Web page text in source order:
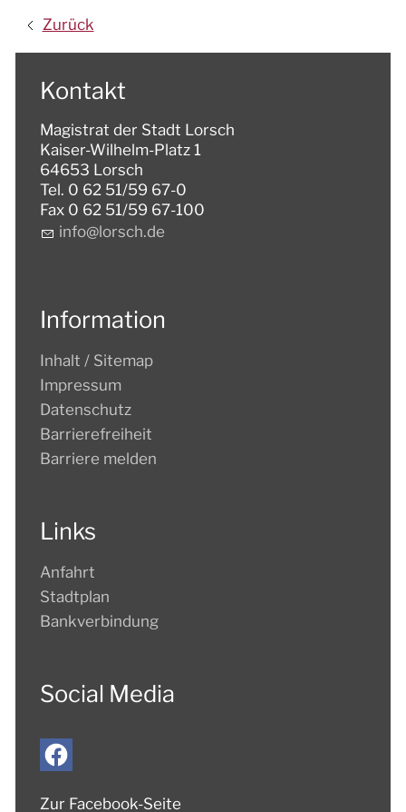
Zurück
Kontakt
Magistrat der Stadt Lorsch
Kaiser-Wilhelm-Platz 1
64653 Lorsch
Tel. 0 62 51/59 67-0
Fax 0 62 51/59 67-100
nf
l rsch d
Information
Inhalt / Sitemap
Impressum
Datenschutz
Barrierefreiheit
Barriere melden
Links
Anfahrt
Stadtplan
Bankverbindung
Social Media
Zur Facebook-Seite